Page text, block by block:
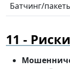
Батчинг/